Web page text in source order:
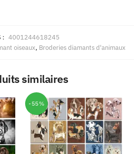
: 4001244618245
oiseaux, Broderies diamants d'animaux
similaires
-55%